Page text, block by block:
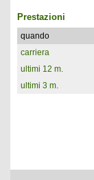
Prestazioni
quando
carriera
ultimi 12 m.
ultimi 3 m.